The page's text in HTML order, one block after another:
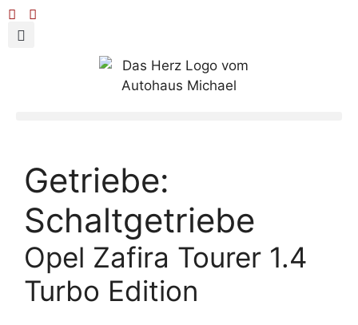
Getriebe:
Schaltgetriebe
Opel Zafira Tourer 1.4
Turbo Edition